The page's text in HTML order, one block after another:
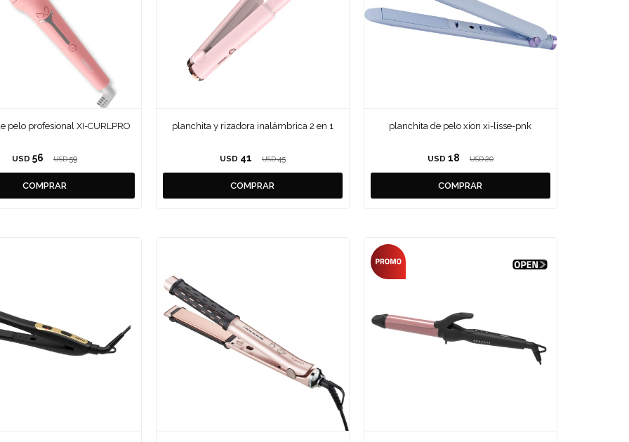
pelo profesional XI-CURLPRO
USD 56 USD 59
planchita y rizadora inalámbrica 2 en 1
USD 41 USD 45
planchita de pelo xion xi-lisse-pnk
USD 18 USD 20